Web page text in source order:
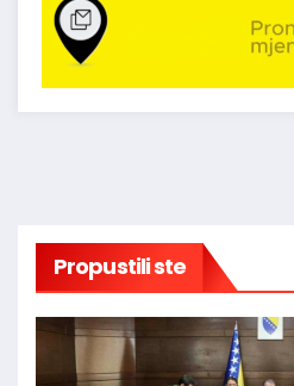
Propustili ste